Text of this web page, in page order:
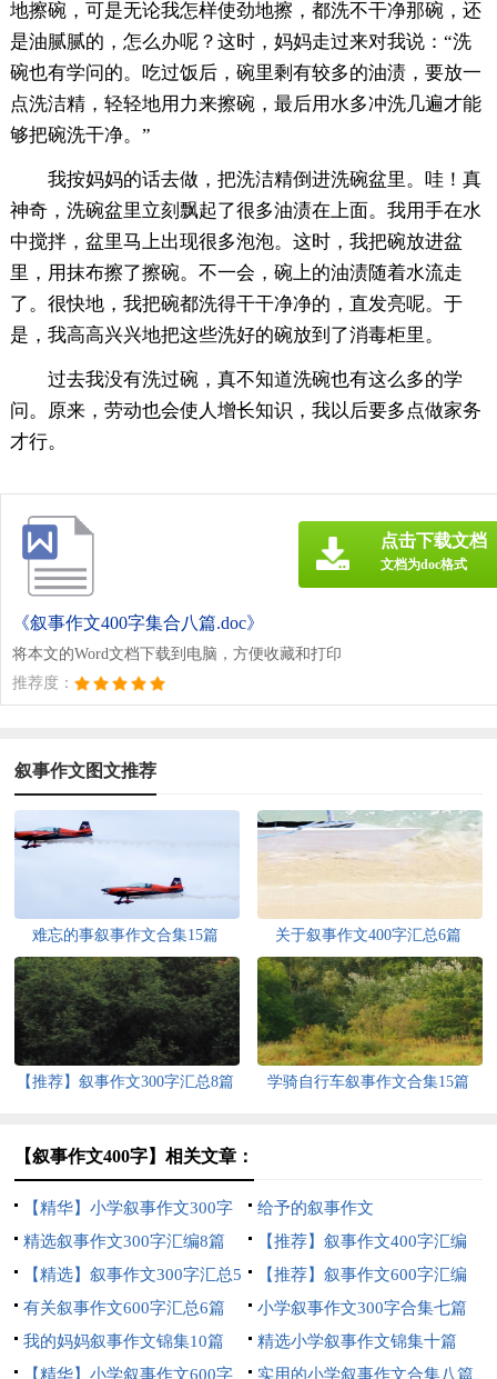
地擦碗，可是无论我怎样使劲地擦，都洗不干净那碗，还
是油腻腻的，怎么办呢？这时，妈妈走过来对我说：“洗
碗也有学问的。吃过饭后，碗里剩有较多的油渍，要放一
点洗洁精，轻轻地用力来擦碗，最后用水多冲洗几遍才能
够把碗洗干净。”
我按妈妈的话去做，把洗洁精倒进洗碗盆里。哇！真
神奇，洗碗盆里立刻飘起了很多油渍在上面。我用手在水
中搅拌，盆里马上出现很多泡泡。这时，我把碗放进盆
里，用抹布擦了擦碗。不一会，碗上的油渍随着水流走
了。很快地，我把碗都洗得干干净净的，直发亮呢。于
是，我高高兴兴地把这些洗好的碗放到了消毒柜里。
过去我没有洗过碗，真不知道洗碗也有这么多的学
问。原来，劳动也会使人增长知识，我以后要多点做家务
才行。
《叙事作文400字集合八篇.doc》
将本文的Word文档下载到电脑，方便收藏和打印
推荐度：
点击下载文档
文档为doc格式
叙事作文图文推荐
难忘的事叙事作文合集15篇 关于叙事作文400字汇总6篇
【推荐】叙事作文300字汇总8篇 学骑自行车叙事作文合集15篇
【叙事作文400字】相关文章：
【精华】小学叙事作文300字
集锦6篇
给予的叙事作文
精选叙事作文300字汇编8篇
【推荐】叙事作文400字汇编
九篇
【精选】叙事作文300字汇总5
篇
【推荐】叙事作文600字汇编
五篇
有关叙事作文600字汇总6篇
小学叙事作文300字合集七篇
我的妈妈叙事作文锦集10篇
精选小学叙事作文锦集十篇
【精华】小学叙事作文600字
实用的小学叙事作文合集八篇